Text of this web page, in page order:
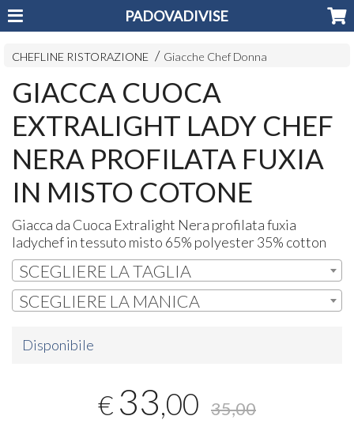
PADOVADIVISE
CHEFLINE RISTORAZIONE Giacche Chef Donna
GIACCA CUOCA
EXTRALIGHT LADY CHEF
NERA PROFILATA FUXIA
IN MISTO COTONE
Giacca da Cuoca Extralight Nera profilata fuxia
ladychef in tessuto misto 65% polyester 35% cotton
SCEGLIERE LA TAGLIA
SCEGLIERE LA MANICA
Disponibile
€ 33,00 35,00